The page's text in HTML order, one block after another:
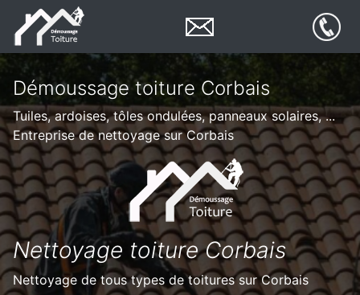
Démoussage toiture Corbais
Tuiles, ardoises, tôles ondulées, panneaux solaires, ...
Entreprise de nettoyage sur Corbais
Nettoyage toiture Corbais
Nettoyage de tous types de toitures sur Corbais